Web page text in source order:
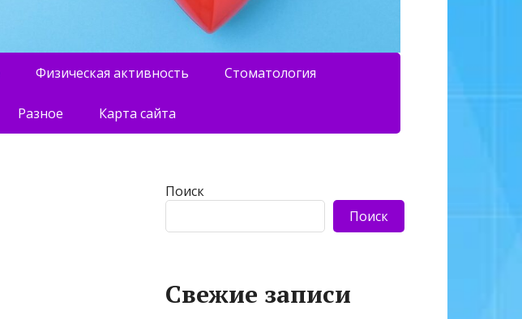
Физическая активность Стоматология
Разное Карта сайта
Поиск
Поиск
Свежие записи